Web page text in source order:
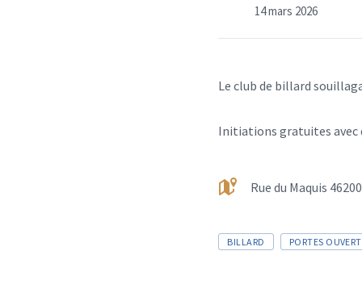
14 mars 2026
Le club de billard
Initiations gratuites avec
Rue du Maquis
BILLARD PORTES